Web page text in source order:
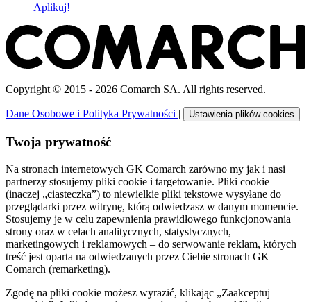
Aplikuj!
Copyright © 2015 - 2026 Comarch SA. All rights reserved.
Dane Osobowe i Polityka Prywatności | Ustawienia plików cookies
Twoja prywatność
Na stronach internetowych GK Comarch zarówno my jak i nasi
partnerzy stosujemy pliki cookie i targetowanie. Pliki cookie
(inaczej „ciasteczka”) to niewielkie pliki tekstowe wysyłane do
przeglądarki przez witrynę, którą odwiedzasz w danym momencie.
Stosujemy je w celu zapewnienia prawidłowego funkcjonowania
strony oraz w celach analitycznych, statystycznych,
marketingowych i reklamowych – do serwowanie reklam, których
treść jest oparta na odwiedzanych przez Ciebie stronach GK
Comarch (remarketing).
Zgodę na pliki cookie możesz wyrazić, klikając „Zaakceptuj